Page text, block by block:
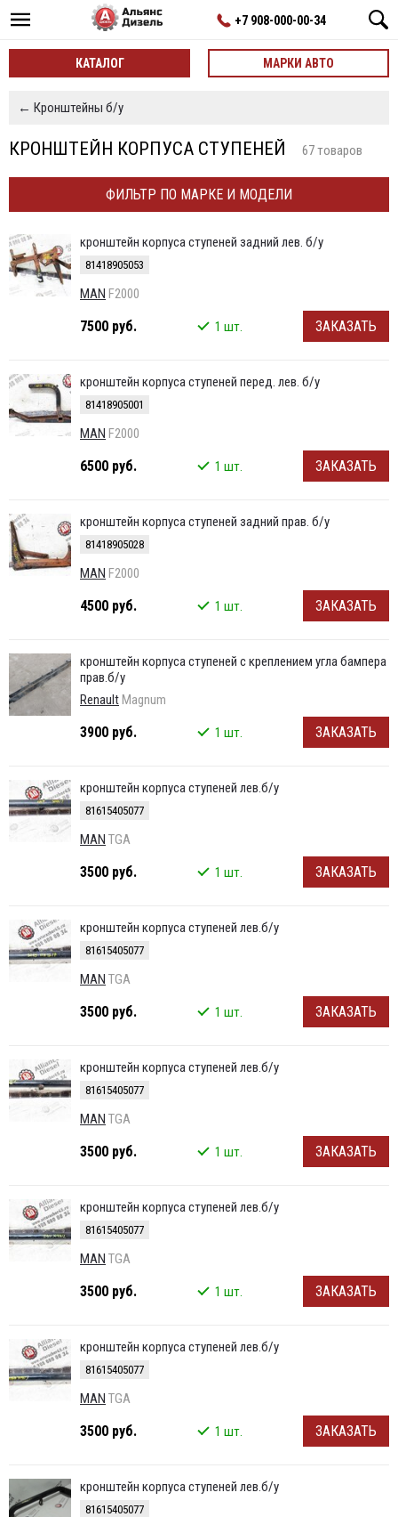
+7 908-000-00-34
КАТАЛОГ МАРКИ АВТО
← Кронштейны б/у
КРОНШТЕЙН КОРПУСА СТУПЕНЕЙ 67 товаров
ФИЛЬТР ПО МАРКЕ И МОДЕЛИ
кронштейн корпуса ступеней задний лев. б/у
81418905053
MAN F2000
7500 руб. 1 шт. ЗАКАЗАТЬ
кронштейн корпуса ступеней перед. лев. б/у
81418905001
MAN F2000
6500 руб. 1 шт. ЗАКАЗАТЬ
кронштейн корпуса ступеней задний прав. б/у
81418905028
MAN F2000
4500 руб. 1 шт. ЗАКАЗАТЬ
кронштейн корпуса ступеней с креплением угла бампера
прав.б/у
RenaultMagnum
3900 руб. 1 шт. ЗАКАЗАТЬ
кронштейн корпуса ступеней лев.б/у
81615405077
MAN TGA
3500 руб. 1 шт. ЗАКАЗАТЬ
кронштейн корпуса ступеней лев.б/у
81615405077
MAN TGA
3500 руб. 1 шт. ЗАКАЗАТЬ
кронштейн корпуса ступеней лев.б/у
81615405077
MAN TGA
3500 руб. 1 шт. ЗАКАЗАТЬ
кронштейн корпуса ступеней лев.б/у
81615405077
MAN TGA
3500 руб. 1 шт. ЗАКАЗАТЬ
кронштейн корпуса ступеней лев.б/у
81615405077
MAN TGA
3500 руб. 1 шт. ЗАКАЗАТЬ
кронштейн корпуса ступеней лев.б/у
81615405077